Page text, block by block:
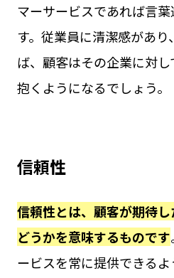
マーサービスであれば言
す。従業員に清潔感があ
ば、顧客はその企業に対
抱くようになるでしょう。
信頼性
信頼性とは、顧客が期待
どうかを意味するものです
ービスを常に提供できる